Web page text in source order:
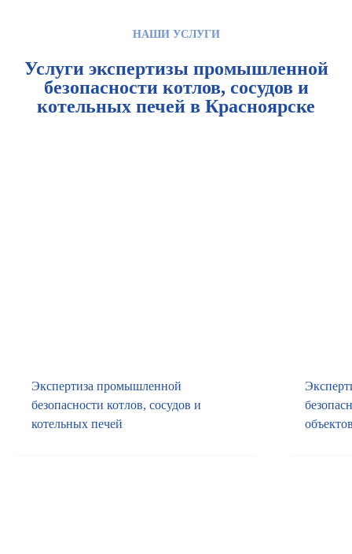
НАШИ УСЛУГИ
Услуги экспертизы промышленной
безопасности котлов, сосудов и
котельных печей в Красноярске
Экспертиза промышленной
безопасности котлов, сосудов и
котельных печей